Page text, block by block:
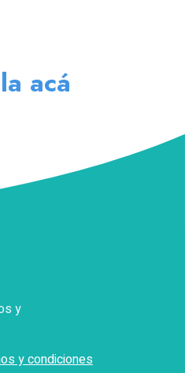
acá
y
y condiciones